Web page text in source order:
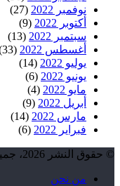
نوفمبر 2022
(27)
أكتوبر 2022
(9)
سبتمبر 2022
(13)
أغسطس 2022
(33)
يوليو 2022
(14)
يونيو 2022
(6)
مايو 2022
(4)
أبريل 2022
(9)
مارس 2022
(14)
فبراير 2022
(6)
© حقوق النشر 2026، جميع الحقوق محفوظة | موقع مع المستر
من نحن